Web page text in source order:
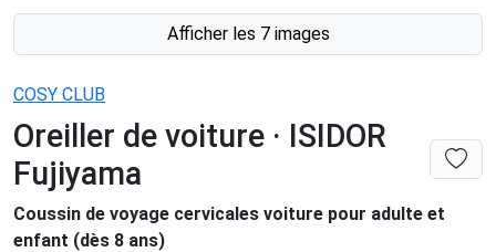
Afficher les 7 images
COSY CLUB
Oreiller de voiture · ISIDOR
Fujiyama
Coussin de voyage cervicales voiture pour adulte et
enfant (dès 8 ans)